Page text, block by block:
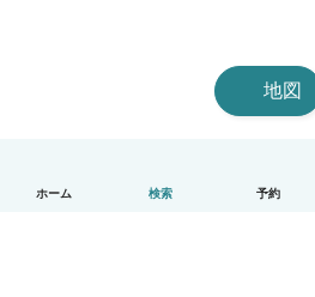
ホーム 検索 予約
地図